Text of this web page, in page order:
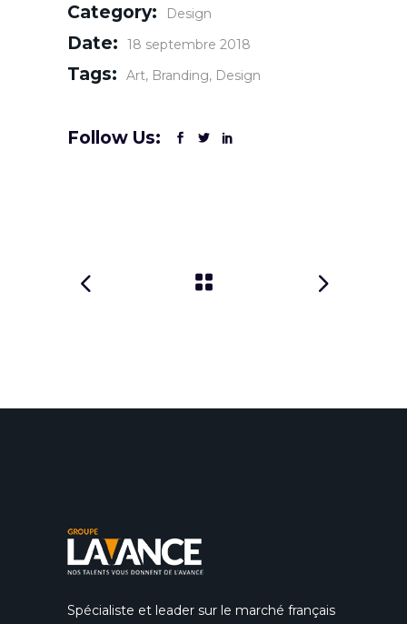
Category: Design
Date: 18 septembre 2018
Tags: Art Branding Design
Follow Us:
Spécialiste et leader sur le marché français